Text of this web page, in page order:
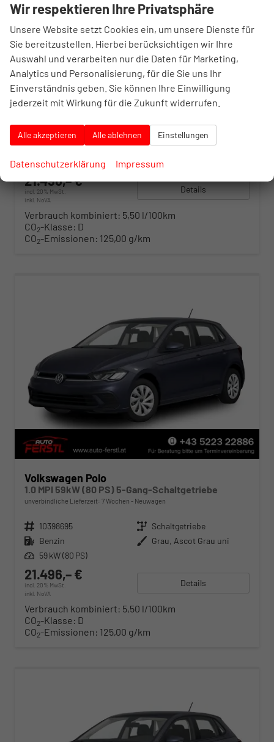
Volkswagen Polo
1.0 MPI 59kW (80 PS) 5-Gang-Schaltgetriebe
unverbindliche Lieferzeit: 3 Wochen Neuwagen
Fahrzeugnr. 10398694
Schaltgetriebe
Kraftstoff Benzin Außenfarbe Grau, Ascot Grau uni
Leistung 59 kW (80 PS)
21.496,– €
incl. 20% MwSt.
inkl. NoVA
Details
Verbrauch kombiniert: 5,50 l/100km
CO2-Klasse: D
CO2-Emissionen: 125,00 g/km
Volkswagen Polo
1.0 MPI 59kW (80 PS) 5-Gang-Schaltgetriebe
unverbindliche Lieferzeit: 7 Wochen Neuwagen
Fahrzeugnr. 10398695 Getriebe Schaltgetriebe
Kraftstoff Benzin Außenfarbe Grau, Ascot Grau uni
Leistung 59 kW (80 PS)
21.496,– €
incl. 20% MwSt.
inkl. NoVA
Details
Verbrauch kombiniert: 5,50 l/100km
CO2-Klasse: D
CO2-Emissionen: 125,00 g/km
Wir respektieren Ihre Privatsphäre
Unsere Website setzt Cookies ein, um unsere Dienste für
Sie bereitzustellen. Hierbei berücksichtigen wir Ihre
Auswahl und verarbeiten nur die Daten für Marketing,
Analytics und Personalisierung, für die Sie uns Ihr
Einverständnis geben. Sie können Ihre Einwilligung
jederzeit mit Wirkung für die Zukunft widerrufen.
Alle akzeptieren Alle ablehnen Einstellungen
Datenschutzerklärung Impressum